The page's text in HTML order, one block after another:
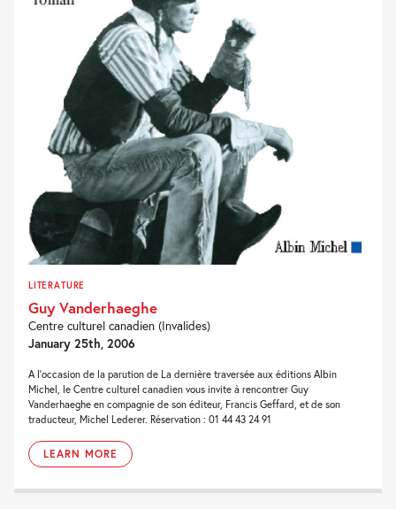
LITERATURE
Guy Vanderhaeghe
Centre culturel canadien (Invalides)
January 25th, 2006
A l’occasion de la parution de La dernière traversée aux éditions Albin
Michel, le Centre culturel canadien vous invite à rencontrer Guy
Vanderhaeghe en compagnie de son éditeur, Francis Geffard, et de son
traducteur, Michel Lederer. Réservation : 01 44 43 24 91
LEARN MORE